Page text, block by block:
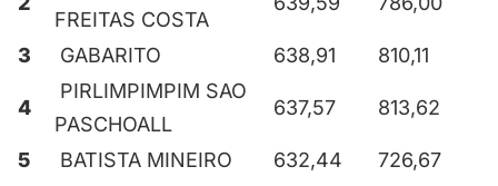
FREITAS COSTA
3 GABARITO 638,91 810,11
4
PIRLIMPIMPIM SAO
PASCHOALL
637,57 813,62
5 BATISTA MINEIRO 632,44
726,67